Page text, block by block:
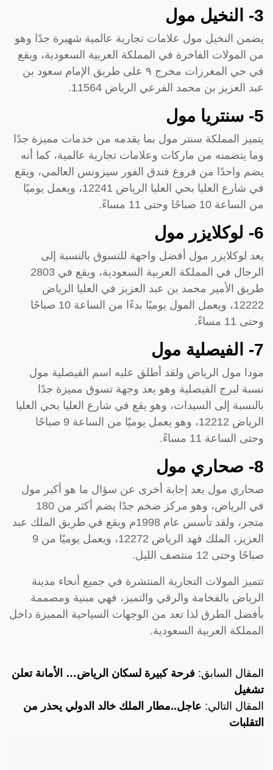
3- النخيل مول
يضمن النخيل مول علامات تجارية عالمية شهيرة جدًا وهو
من المولات الفاخرة في المملكة العربية السعودية، ويقع
في حي المغرزات مخرج ٩ على طريق الإمام سعود بن
عبد العزيز بن محمد الفرعي الرياض 11564.
5- سنتريا مول
يتميز المملكة سنتر مول بما يقدمه من خدمات مميزة جدًا
وما يتضمنه من ماركات وعلامات تجارية عالمية، كما أنه
يضم واحدًا من فروع فندق الفور سيزونس العالمي، ويقع
في شارع العليا بحي العليا الرياض 12241، ويعمل يوميًا
من الساعة 10 صباحًا وحتى 11 مساءً.
6- لوكلايزر مول
يعد لوكلايزر مول أفضل واجهة للتسوق بالنسبة إلى
الرجال في المملكة العربية السعودية، ويقع في 2803
طريق الأمير محمد بن عبد العزيز في العليا الرياض
12222، ويعمل المول يوميًا بدءًا من الساعة 10 صباحًا
وحتى 11 مساءً.
7- الفيصلية مول
مودا مول الرياض ولقد أطلق عليه اسم الفيصلية مول
نسبة لبرج الفيصلية وهو يعد وجهة تسوق مميزة جدًا
بالنسبة إلى السيدات، وهو يقع في شارع العليا بحي العليا
الرياض 12212، وهو يعمل يوميًا من الساعة 9 صباحًا
وحتى الساعة 11 مساءً.
8- صحاري مول
صحاري مول يعد إجابة أخرى عن سؤال ما هو أكبر مول
في الرياض، وهو مركز ضخم جدًا يضم أكثر من 180
متجر، ولقد تأسس عام 1998م ويقع في طريق الملك عبد
العزيز، الملك فهد الرياض 12272، ويعمل يوميًا من 9
صباحًا وحتى 12 منتصف الليل.
تتميز المولات التجارية المنتشرة في جميع أنحاء مدينة
الرياض بالفخامة والرقي والتميز، فهي مبنية ومصممة
بأفضل الطرق لذا تعد من الوجهات السياحية المميزة داخل
المملكة العربية السعودية.
المقال السابق: فرحة كبيرة لسكان الرياض… الأمانة تعلن
تشغيل
المقال التالي: عاجل..مطار الملك خالد الدولي يحذر من
التقلبات